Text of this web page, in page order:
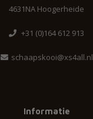
4631NA Hoogerheide
+31 (0)164 612 913
schaapskooi@xs4all.nl
Informatie